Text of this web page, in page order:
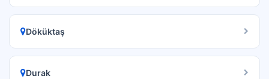
Döküktaş
Durak